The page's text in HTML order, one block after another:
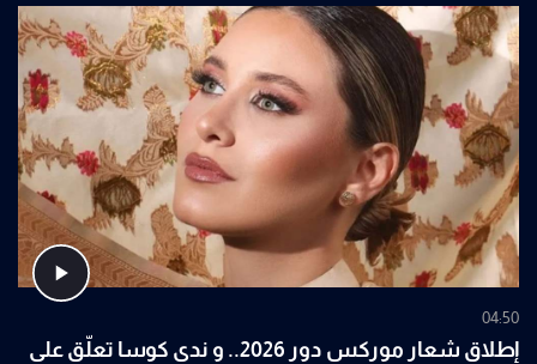
04:50
إطلاق شعار موركس دور 2026.. و ندى كوسا تعلّق على